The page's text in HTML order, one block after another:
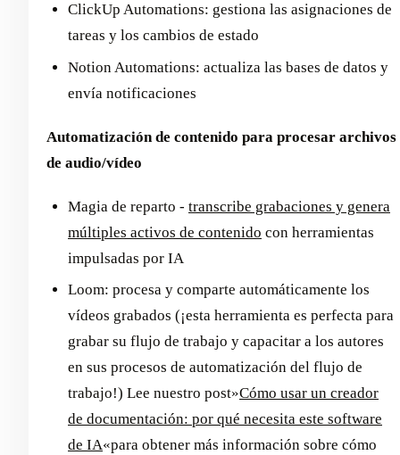
ClickUp Automations: gestiona las asignaciones de
tareas y los cambios de estado
Notion Automations: actualiza las bases de datos y
envía notificaciones
Automatización de contenido para procesar archivos
de audio/vídeo
Magia de reparto - transcribe grabaciones y genera
múltiples activos de contenido con herramientas
impulsadas por IA
Loom: procesa y comparte automáticamente los
vídeos grabados (¡esta herramienta es perfecta para
grabar su flujo de trabajo y capacitar a los autores
en sus procesos de automatización del flujo de
trabajo!) Lee nuestro post»Cómo usar un creador
de documentación: por qué necesita este software
de IA«para obtener más información sobre cómo